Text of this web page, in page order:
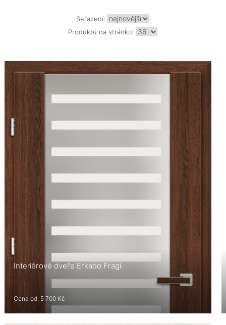
Seřazení:
Produktů na stránku:
Interiérové dveře Erkado Fragi
Cena od: 5 700 Kč